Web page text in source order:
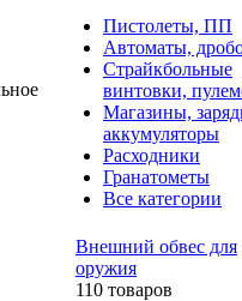
Пистолеты, ПП
Автоматы,
Страйкбольные
винтовки,
Магазины,
аккумуляторы
Расходники
Гранатометы
Все категории
Внешний обвес для
оружия
110 товаров